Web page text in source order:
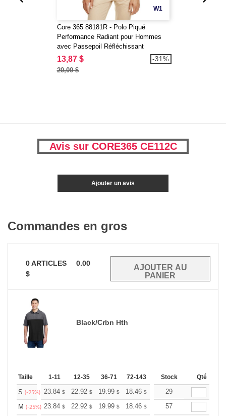
W1
Core 365 88181R - Polo Piqué
Performance Radiant pour Hommes
avec Passepoil Réfléchissant
13,87 $
20,00 $
-31%
Avis sur CORE365 CE112C
Ajouter un avis
Commandes en gros
0ARTICLES
0.00
$
Black/Crbn Hth
Taille 1-11 12-35 36-71 72-143 144-287 288 +
Stock Qté
S (-25%) 23.84 $ 22.92 $ 19.99 $ 18.46 $ 17.53$
29
M (-25%) 23.84 $ 22.92 $ 19.99 $ 18.46 $ 17.53$
57